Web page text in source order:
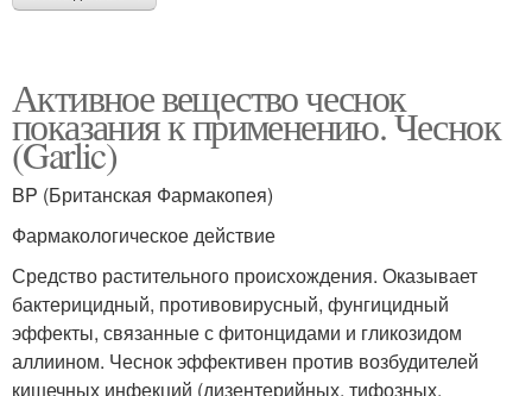
Активное вещество чеснок
показания к применению. Чеснок
(Garlic)
BP (Британская Фармакопея)
Фармакологическое действие
Средство растительного происхождения. Оказывает
бактерицидный, противовирусный, фунгицидный
эффекты, связанные с фитонцидами и гликозидом
аллиином. Чеснок эффективен против возбудителей
кишечных инфекций (дизентерийных, тифозных,